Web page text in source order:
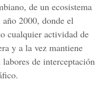
de un ecosistema
2000, donde el
cualquier actividad de
y a la vez mantiene
de interceptación